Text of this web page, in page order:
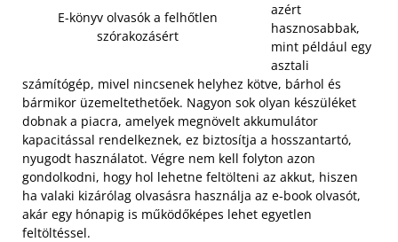
E-könyv olvasók a felhőtlen
szórakozásért
azért
hasznosabbak,
mint például egy
asztali
számítógép, mivel nincsenek helyhez kötve, bárhol és
bármikor üzemeltethetőek. Nagyon sok olyan készüléket
dobnak a piacra, amelyek megnövelt akkumulátor
kapacitással rendelkeznek, ez biztosítja a hosszantartó,
nyugodt használatot. Végre nem kell folyton azon
gondolkodni, hogy hol lehetne feltölteni az akkut, hiszen
ha valaki kizárólag olvasásra használja az e-book olvasót,
akár egy hónapig is működőképes lehet egyetlen
feltöltéssel.